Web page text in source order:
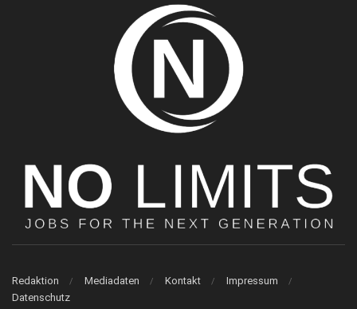
Redaktion Mediadaten Kontakt
Impressum
Datenschutz